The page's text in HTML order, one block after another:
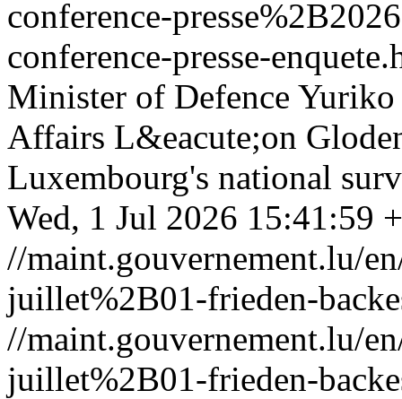
conference-
conference-presse-
Minister of Defence
Affairs L&eacute;on
Luxembourg's national
Wed, 1 Jul 2026 15:41:59
//maint.gouvernement.lu/
juillet%2B01-frieden-
//maint.gouvernement.lu/
juillet%2B01-frieden-